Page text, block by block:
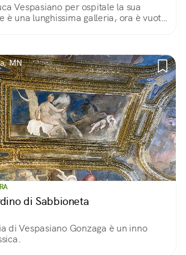
Vespasiano per ospitale la sua
lunghissima galleria, ora è vuota
MN
di Sabbioneta
di Vespasiano Gonzaga è un inno